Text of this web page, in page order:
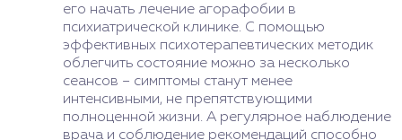
его начать лечение агорафобии в
психиатрической клинике. С помощью
эффективных психотерапевтических методик
облегчить состояние можно за несколько
сеансов – симптомы станут менее
интенсивными, не препятствующими
полноценной жизни. А регулярное наблюдение
врача и соблюдение рекомендаций способно